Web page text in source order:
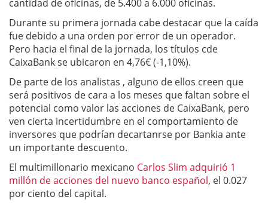
cantidad de oficinas, de 5.400 a 6.000 oficinas.
Durante su primera jornada cabe destacar que la caída
fue debido a una orden por error de un operador.
Pero hacia el final de la jornada, los títulos cde
CaixaBank se ubicaron en 4,76€ (-1,10%).
De parte de los analistas , alguno de ellos creen que
será positivos de cara a los meses que faltan sobre el
potencial como valor las acciones de CaixaBank, pero
ven cierta incertidumbre en el comportamiento de
inversores que podrían decartanrse por Bankia ante
un importante descuento.
El multimillonario mexicano Carlos Slim adquirió 1
millón de acciones del nuevo banco español, el 0.027
por ciento del capital.